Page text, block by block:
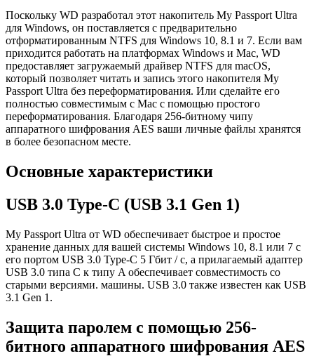
Поскольку WD разработал этот накопитель My Passport Ultra
для Windows, он поставляется с предварительно
отформатированным NTFS для Windows 10, 8.1 и 7. Если вам
приходится работать на платформах Windows и Mac, WD
предоставляет загружаемый драйвер NTFS для macOS,
который позволяет читать и запись этого накопителя My
Passport Ultra без переформатирования. Или сделайте его
полностью совместимым с Mac с помощью простого
переформатирования. Благодаря 256-битному чипу
аппаратного шифрования AES ваши личные файлы хранятся
в более безопасном месте.
Основные характеристики
USB 3.0 Type-C (USB 3.1 Gen 1)
My Passport Ultra от WD обеспечивает быстрое и простое
хранение данных для вашей системы Windows 10, 8.1 или 7 с
его портом USB 3.0 Type-C 5 Гбит / с, а прилагаемый адаптер
USB 3.0 типа C к типу A обеспечивает совместимость со
старыми версиями. машины. USB 3.0 также известен как USB
3.1 Gen 1.
Защита паролем с помощью 256-
битного аппаратного шифрования AES